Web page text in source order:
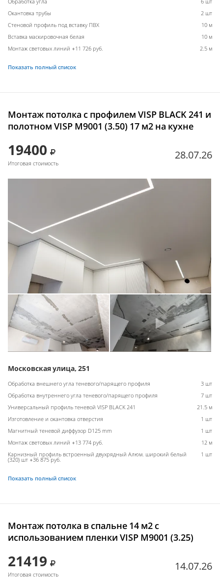
Окантовка трубы
2 шт
Стеновой профиль под вставку ПВХ
10 м
Вставка маскировочная белая
10 м
Монтаж световых линий +11 726 руб.
2.5 м
Показать полный список
Монтаж потолка с профилем VISP BLACK 241 и
полотном VISP M9001 (3.50) 17 м2 на кухне
19400
Итоговая стоимость
28.07.26
Московская улица, 251
Обработка внешнего угла теневого/парящего профиля
3 шт
Обработка внутреннего угла теневого/парящего профиля
7 шт
Универсальный профиль теневой VISP BLACK 241
21.5 м
Изготовление и окантовка отверстия
1 шт
Магнитный теневой диффузор D125 mm
1 шт
Монтаж световых линий +13 774 руб.
12 м
Карнизный профиль встроенный двухрядный Алюм. широкий белый
(320) шт +36 875 руб.
1 шт
Показать полный список
Монтаж потолка в спальне 14 м2 с
использованием пленки VISP M9001 (3.25)
21419
Итоговая стоимость
14.07.26